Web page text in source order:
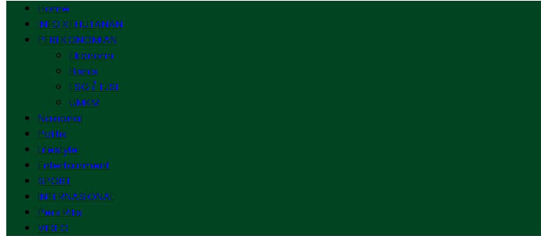
Home
INFO KEHUTANAN
PEREKONOMIAN
Ekonomi
Bisnis
ESG / TJSL
UMKM
Nasional
Politik
Lifestyle
Entertainment
SPORT
INTERNASIONAL
Pers Rilis
VIDEO